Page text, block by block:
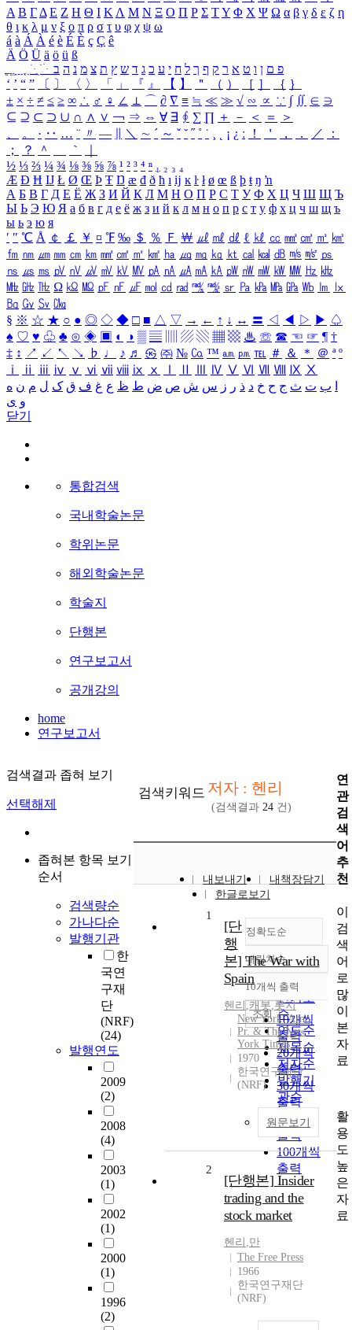
Α Β ΓΔ Ε Ζ Η Θ Ι ΚΛ Μ Ν Ξ Ο Π Ρ Σ ΤΥ Φ Χ Ψ Ω α β γ δ ε ζ η
θ ι κ λ μ ν ξ ο π ρ σ τ υ φ χ ψ ω
á à Á À é è É È ç Ç ê
Ä Ö Ü ä ö ü ß
ִֶֹ ֻּ ׁׂ פ ם ן ו ט א ר ק ף ך ל ח י ע כ ג ד ש ץ ת צ מ נ ה ב
‘ ’ “ ” 〔 〕 〈 〉 「 」 『 』 【 】 ＂ （ ） ［ ］ ｛ ｝
± × ÷ ≠ ≤ ≥ ∞ ∴ ♂ ♀ ∠ ⊥ ⌒ ∂ ∇ ≡ ≒ ≪ ≫ √ ∽ ∝ ∵ ∫ ∬ ∈ ∋
⊆ ⊇ ⊂ ⊃ ∪ ∩ ∧ ∨ ￢ ⇒ ⇔ ∀ ∃ ∮ ∑ ∏ ＋ － ＜ ＝
＞
、
。 · ‥ … ¨ 〃 ― ＼ ∼ ´ ～ ˇ ˘ ˝ ˚ ˙ ¸ ¡ ¿ ː ！ ＇ ， ． ／
：
；
？ ＾ ｀
½ ⅓ ⅔ ¼ ¾ ⅛ ⅜ ⅝ ⅞ ¹ ² ³ ⁴ ⁿ ₁ ₂ ₃ ₄
Æ Ð Ħ Ĳ Ł Ø Œ Þ Ŧ Ŋ æ đ ð ħ ı ĳ ĸ ŀ ł ø œ ß þ ŧ ŋ ŉ
А Б В Г Д Е Ё Ж З И Й К Л М Н О П Р С Т У Ф Х Ц Ч Ш Щ Ъ
Ы Ь Э Ю Я а б в г д е ё ж з и й к л м н о п р с т у ф х ц ч ш щ ъ
ы ь э ю я
′ ″ ℃ Å ￠ ￡ ￥ ¤ ℉ ‰ ＄ ％ Ｆ ￦ ㎕ ㎖ ㎗ ℓ ㎘ ㏄ ㎣ ㎤ ㎥ ㎦
㎙ ㎚ ㎛ ㎜ ㎝ ㎞ ㎟ ㎠ ㎡ ㎢ ㏊ ㎍ ㎎ ㎏ ㏏ ㎈ ㎉ ㏈ ㎧ ㎨ ㎰
㎱ ㎲ ㎳ ㎴ ㎵ ㎶ ㎷ ㎸ ㎹ ㎀ ㎁ ㎂ ㎃ ㎄ ㎺ ㎻ ㎽ ㎾ ㎿ ㎐ ㎑
㎒ ㎓ ㎔ Ω ㏀ ㏁ ㎊ ㎋ ㎌ ㏖ ㏅ ㎭ ㎮ ㎯ ㏛ ㎩ ㎪ ㎫ ㎬ ㏝ ㏐
㏓
㏃ ㏉ ㏜ ㏆
§ ※ ☆ ★ ○ ● ◎ ◇ ◆ □ ■ △ ▽ → ← ↑ ↓ ↔ 〓 ◁ ◀ ▷ ▶ ♤
♠ ♡ ♥ ♧ ♣ ⊙ ◈ ▣ ◐ ◑ ▒ ▤ ▨ ▧ ▦ ▩ ♨ ☏ ☎ ☜ ☞ ¶ †
‡ ↕ ↗ ↙ ↖ ↘ ♭ ♩ ♪ ♬ ㉿ ㈜ № ㏇ ™ ㏂ ㏘ ℡ ＃ ＆ ＊ ＠ ª º
ⅰ
ⅱ ⅲ ⅳ ⅴ ⅵ ⅶ ⅷ ⅸ ⅹ Ⅳ Ⅴ Ⅵ Ⅶ Ⅷ Ⅸ Ⅹ
ب ت ث ج ح خ د ذ ر ز س ش ص ض ط ظ ع غ ف ق ک ل م ن ه
و ی
닫기
통합검색
국내학술논문
학위논문
해외학술논문
학술지
단행본
연구보고서
공개강의
home
연구보고서
검색결과 좁혀 보기
선택해제
좁혀본 항목 보기
순서
검색량순
가나다순
발행기관
한
국연
구재
단
(NRF)
(24)
발행연도
2009
(2)
2008
(4)
2003
(1)
2002
(1)
2000
(1)
1996
(2)
검색키워드 저자 : 헨리
(검색결과 24 건)
내보내기
내책장담기
한글로보기
정확도순
정확도
순
인기도
순
연도순
제목순
저자순
발행기
관순
내림차순
내림차순
10개씩 출력
10개씩
출력
20개씩
출력
30개씩
출력
50개씩
출력
100개씩
출력
조회
1
[단
행
본] The War with
Spain
헨리 ,캐봇,롯지
New York: Arno
Pr. & The New
York Times
1970
한국연구재단
(NRF)
원문보기
2
[단행본] Insider
trading and the
stock market
헨리 ,만
The Free Press
1966
한국연구재단
(NRF)
연
관
검
색
어
추
천
이
검
색
어
로
많
이
본
자
료
활
용
도
높
은
자
료